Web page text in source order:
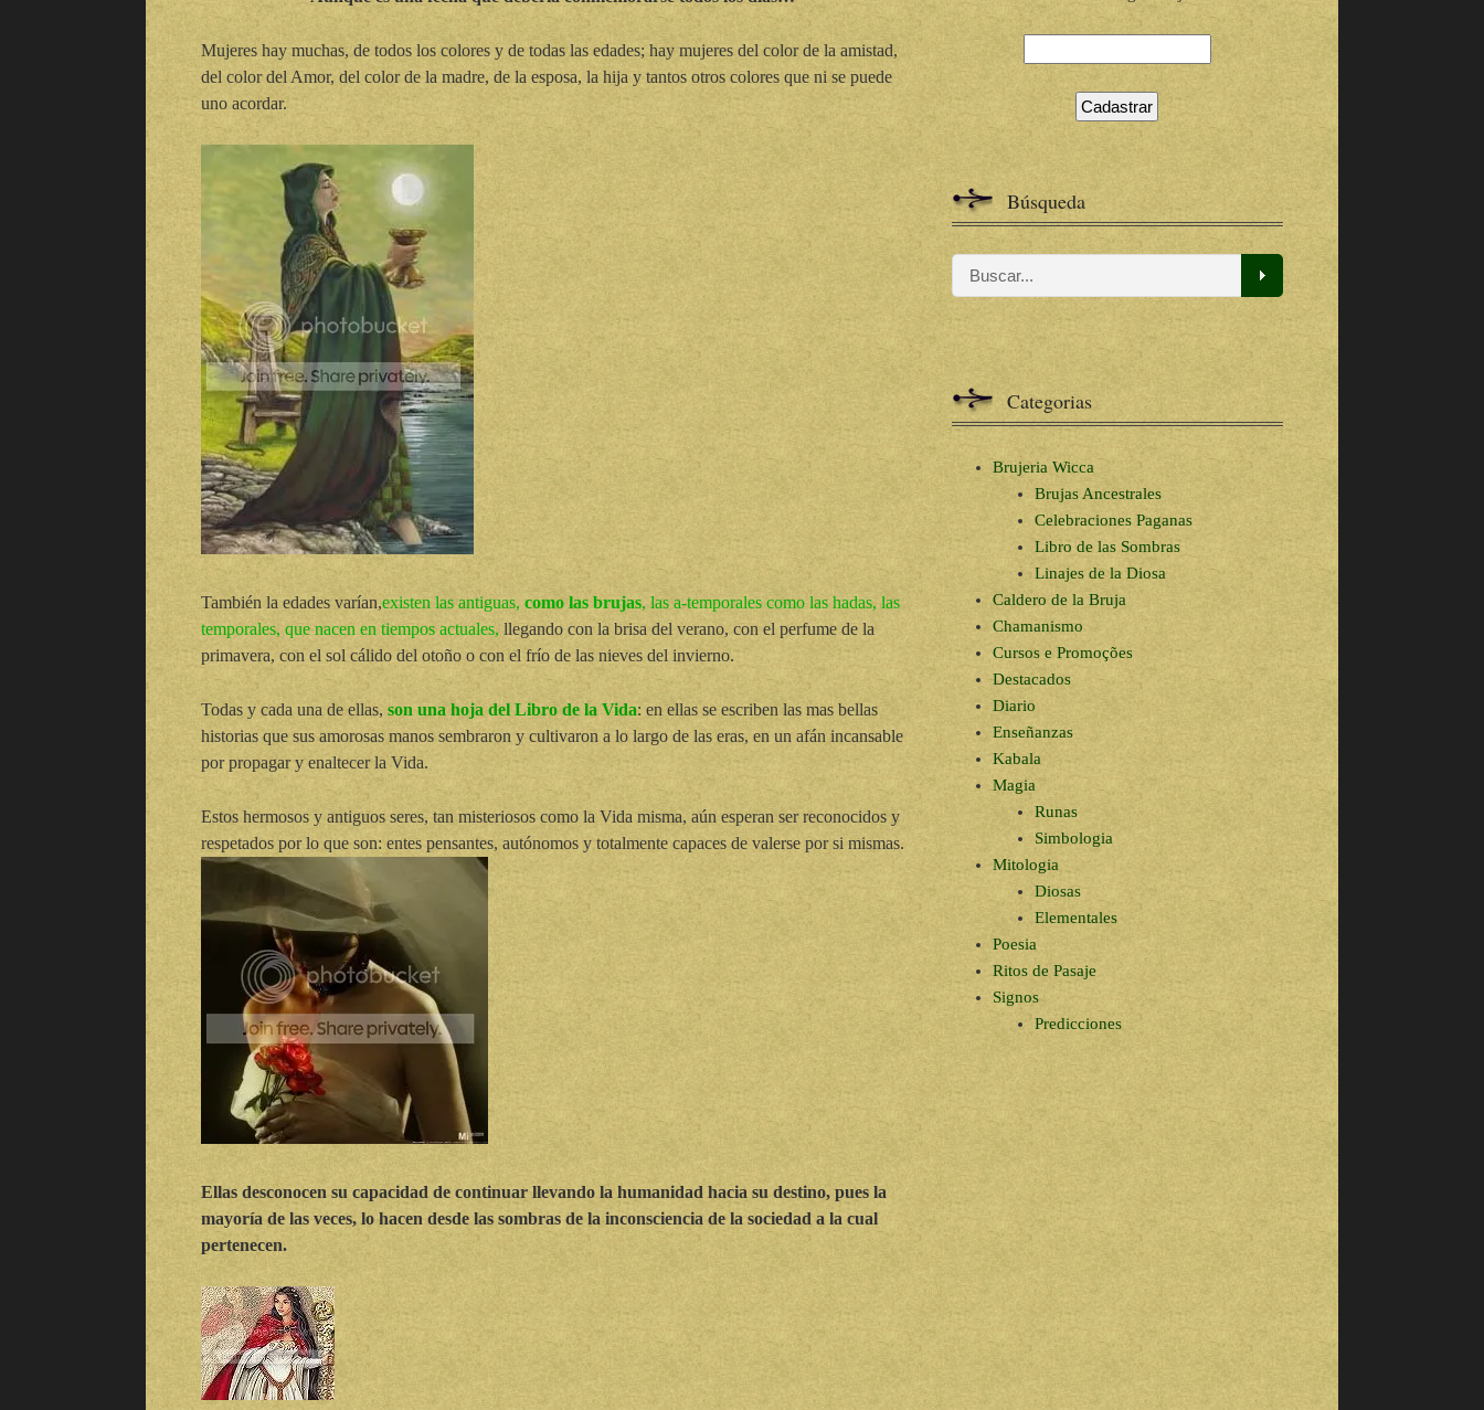
Mujeres hay muchas, de todos los colores y de todas las edades; hay mujeres del color de la amistad,
del color del Amor, del color de la madre, de la esposa, la hija y tantos otros colores que ni se puede
uno acordar.
También la edades varían,existen las antiguas, como las brujas, las a-temporales como las hadas, las
temporales, que nacen en tiempos actuales, llegando con la brisa del verano, con el perfume de la
primavera, con el sol cálido del otoño o con el frío de las nieves del invierno.
Todas y cada una de ellas, son una hoja del Libro de la Vida: en ellas se escriben las mas bellas
historias que sus amorosas manos sembraron y cultivaron a lo largo de las eras, en un afán incansable
por propagar y enaltecer la Vida.
Estos hermosos y antiguos seres, tan misteriosos como la Vida misma, aún esperan ser reconocidos y
respetados por lo que son: entes pensantes, autónomos y totalmente capaces de valerse por si mismas.
Ellas desconocen su capacidad de continuar llevando la humanidad hacia su destino, pues la
mayoría de las veces, lo hacen desde las sombras de la inconsciencia de la sociedad a la cual
pertenecen.
Búsqueda
Categorias
Brujeria Wicca
Brujas Ancestrales
Celebraciones Paganas
Libro de las Sombras
Linajes de la Diosa
Caldero de la Bruja
Chamanismo
Cursos e Promoções
Destacados
Diario
Enseñanzas
Kabala
Magia
Runas
Simbologia
Mitologia
Diosas
Elementales
Poesia
Ritos de Pasaje
Signos
Predicciones